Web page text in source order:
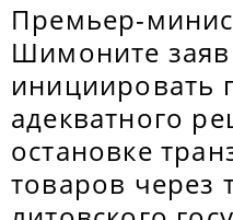
Премьер-
Шимоните
инициировать
адекватного
остановке
товаров через